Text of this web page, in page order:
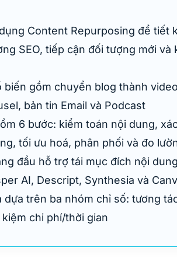
Content Repurposing để tiết
SEO, tiếp cận đối tượng mới và
biến gồm chuyển blog thành
bản tin Email và Podcast
6 bước: kiểm toán nội dung,
tối ưu hoá, phân phối và đo
đầu hỗ trợ tái mục đích nội
AI, Descript, Synthesia và
trên ba nhóm chỉ số: tương
chi phí/thời gian